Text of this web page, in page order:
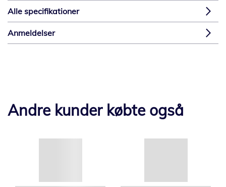
Alle specifikationer
Anmeldelser
Andre kunder købte også